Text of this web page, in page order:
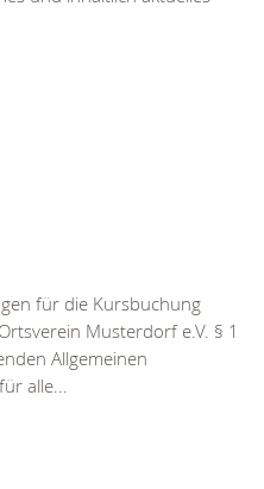
für die Kursbuchung
Musterdorf e.V. § 1
Allgemeinen
alle...